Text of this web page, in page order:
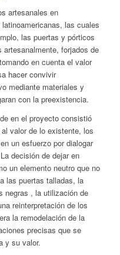
artesanales en
las cuales
las puertas y pórticos
forjados de
en cuenta el valor
hacer convivir
mediante materiales y
con la preexistencia.
en el proyecto consistió
valor de lo existente, los
un esfuerzo por dialogar
decisión de dejar en
un elemento neutro que no
las puertas talladas, la
negras , la utilización de
reinterpretación de los
la remodelación de la
precisas que se
y su valor.